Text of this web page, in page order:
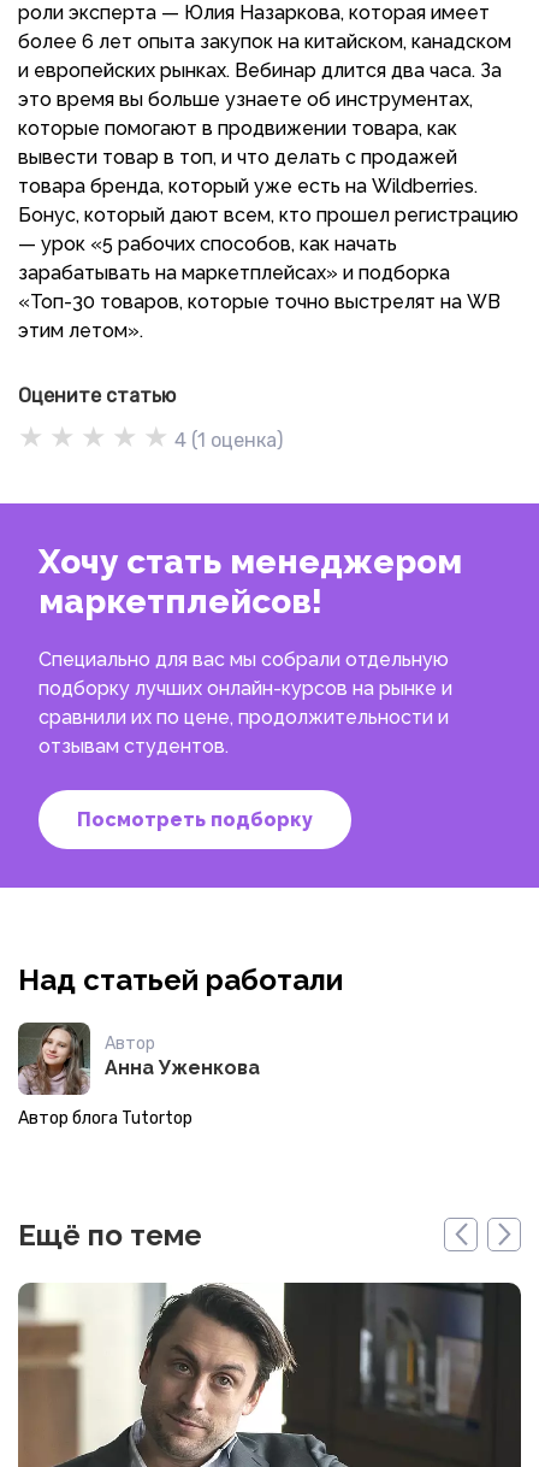
роли эксперта — Юлия Назаркова, которая имеет
более 6 лет опыта закупок на китайском, канадском
и европейских рынках. Вебинар длится два часа. За
это время вы больше узнаете об инструментах,
которые помогают в продвижении товара, как
вывести товар в топ, и что делать с продажей
товара бренда, который уже есть на Wildberries.
Бонус, который дают всем, кто прошел регистрацию
— урок «5 рабочих способов, как начать
зарабатывать на маркетплейсах» и подборка
«Топ-30 товаров, которые точно выстрелят на WB
этим летом».
Оцените статью
★ ★ ★ ★ ★ 4 (1 оценка)
Хочу стать менеджером
маркетплейсов!
Специально для вас мы собрали отдельную
подборку лучших онлайн-курсов на рынке и
сравнили их по цене, продолжительности и
отзывам студентов.
Посмотреть подборку
Над статьей работали
Автор
Анна Уженкова
Автор блога Tutortop
Ещё по теме